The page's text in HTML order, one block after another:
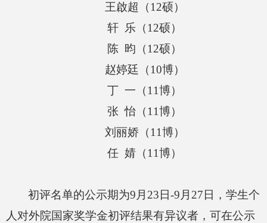
王啟超（12硕）
轩 乐（12硕）
陈 昀（12硕）
赵婷廷（10博）
丁 一（11博）
张 怡（11博）
刘丽娇（11博）
任 婧（11博）
初评名单的公示期为9月23 日-9月27 日，学生个
人对外院国家奖学金初评结果有异议者，可在公示